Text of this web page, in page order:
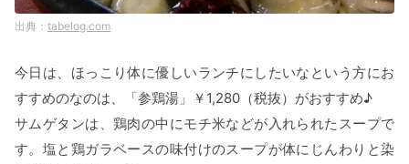
tabelog.com
今日は、ほっこり体に優しいランチにしたいなという方にお
すすめのなのは、「参鶏湯」￥1,280（税抜）がおすすめ♪
サムゲタンは、鶏肉の中にモチ米などが入れられたスープで
す。塩と鶏ガラベースの味付けのスープが体にじんわりと染